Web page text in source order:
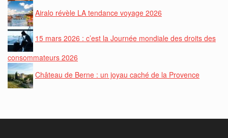
Airalo révèle LA tendance voyage 2026
15 mars 2026 : c’est la Journée mondiale des droits des
consommateurs 2026
Château de Berne : un joyau caché de la Provence